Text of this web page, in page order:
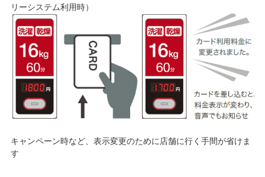
リーシステム利用時）
キャンペーン時など、表示変更のために店舗に行く手間が省けま
す